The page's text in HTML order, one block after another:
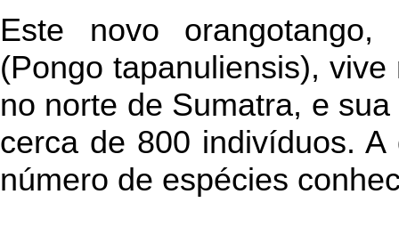
Este novo orangotango,
(Pongo tapanuliensis),
no norte de Sumatra, e
cerca de 800 indivíduos.
número de espécies